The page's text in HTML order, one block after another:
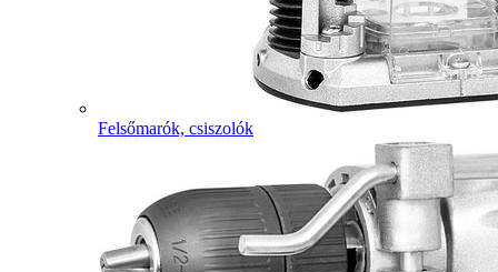
Felsőmarók, csiszolók